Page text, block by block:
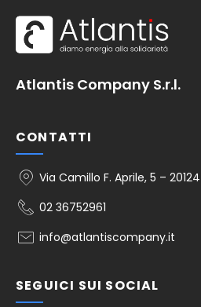
Atlantis Company S.r.l.
CONTATTI
Via Camillo F. Aprile, 5 –
02 36752961
info@atlantiscompany.it
SEGUICI SUI SOCIAL